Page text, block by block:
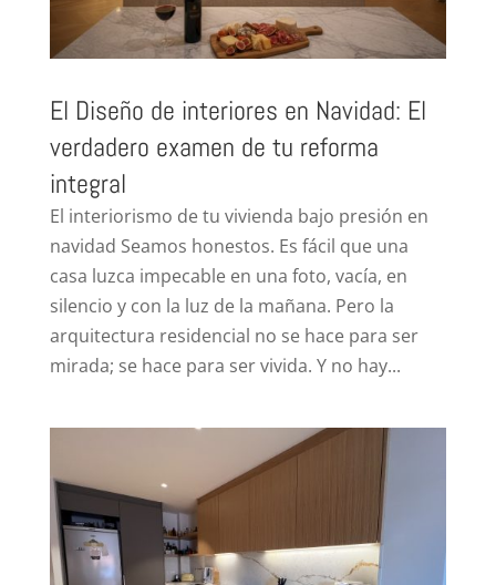
El Diseño de interiores en Navidad: El
verdadero examen de tu reforma
integral
El interiorismo de tu vivienda bajo presión en
navidad Seamos honestos. Es fácil que una
casa luzca impecable en una foto, vacía, en
silencio y con la luz de la mañana. Pero la
arquitectura residencial no se hace para ser
mirada; se hace para ser vivida. Y no hay...